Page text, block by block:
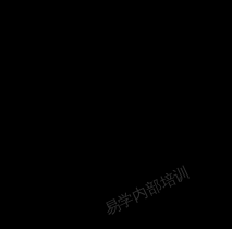
易学内部培训